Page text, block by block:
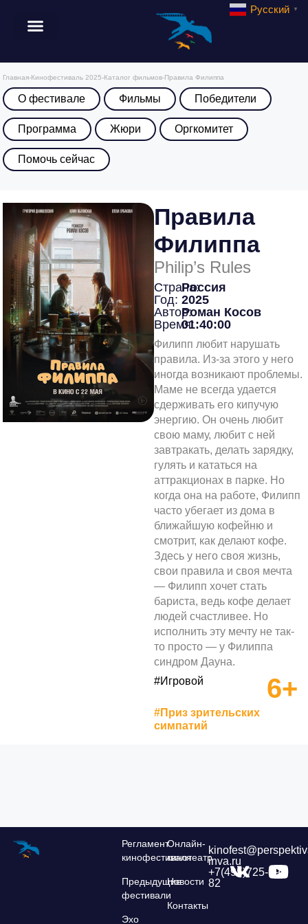
Русский ▼
Главная-Кинофестиваль 2025-Каталог фильмов-Правила Филиппа
О фестивале Фильмы Победители
Программа Жюри Оргкомитет
Помочь сейчас
Правила
Филиппа
Philip’s Rules
Страна:Россия
Год: 2025
Автор:Роман Косов
Время:01:40:00
Филипп любит нарушать
правила. Из-за этого у него
иногда возникают проблемы.
Маме не всегда удается
сдерживать его кипучую
энергию. Он очень любит
свою маму, любит с ней
завтракать, делать зарядку,
гулять и кататься на
аттракционах в парке. Но
когда она на работе, Филипп
часто убегает из дома в
ближайшую кофейню и
смотрит, как делают кофе.
Здесь у него своя жизнь,
свои правила и своя мечта
— Филипп хочет стать
бариста, ведь кофе делает
людей счастливее. Но
исполнить эту мечту не так-
то просто — у Филиппа
синдром Дауна.
#Игровой
6+
#Приз зрительских
симпатий
Регламент
кинофестиваля
Предыдущие
фестивали
Эхо
Онлайн-
кинотеатр
Новости
Контакты
inva.ru
+7(495)725-39-
82